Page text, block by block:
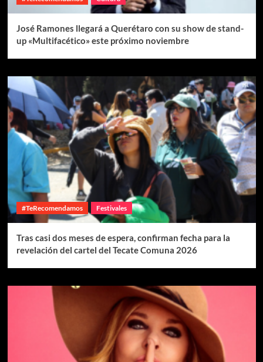
José Ramones llegará a Querétaro con su show de stand-
up «Multifacético» este próximo noviembre
#TeRecomendamos Festivales
Tras casi dos meses de espera, confirman fecha para la
revelación del cartel del Tecate Comuna 2026